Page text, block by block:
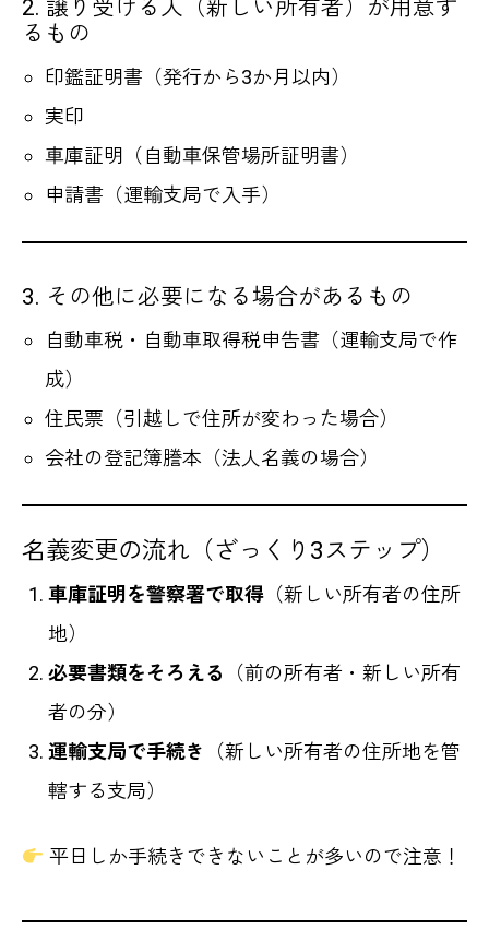
2. 譲り受ける人（新しい所有者）が用意す
るもの
印鑑証明書（発行から3か月以内）
実印
車庫証明（自動車保管場所証明書）
申請書（運輸支局で入手）
3. その他に必要になる場合があるもの
自動車税・自動車取得税申告書（運輸支局で作
成）
住民票（引越しで住所が変わった場合）
会社の登記簿謄本（法人名義の場合）
名義変更の流れ（ざっくり3ステップ）
車庫証明を警察署で取得 （新しい所有者の住所
地）
必要書類をそろえる
（前の所有者・新しい所有
者の分）
運輸支局で手続き
（新しい所有者の住所地を管
轄する支局）
平日しか手続きできないことが多いので注意！